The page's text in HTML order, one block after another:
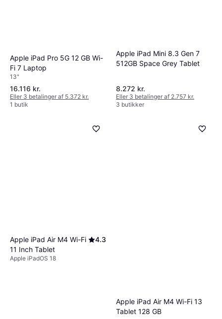
Apple iPad Pro 5G 12 GB Wi-
Fi 7 Laptop
13"
16.116 kr.
Eller 3 betalinger af 5.372 kr.
1 butik
Apple iPad Mini 8.3 Gen 7
512GB Space Grey Tablet
8.272 kr.
Eller 3 betalinger af 2.757 kr.
3 butikker
Apple iPad Air M4 Wi-Fi
11 Inch Tablet
4.3
Apple iPadOS 18
Apple iPad Air M4 Wi-Fi 13
Tablet 128 GB